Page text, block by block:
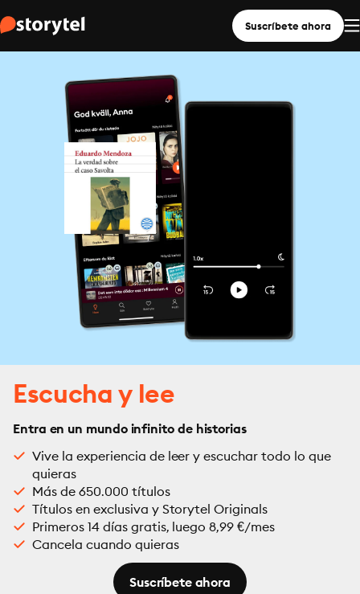
Suscríbete ahora
Escucha y lee
Entra en un mundo infinito de historias
Vive la experiencia de leer y escuchar todo lo que
quieras
Más de 650.000 títulos
Títulos en exclusiva y Storytel Originals
Primeros 14 días gratis, luego 8,99 €/mes
Cancela cuando quieras
Suscríbete ahora